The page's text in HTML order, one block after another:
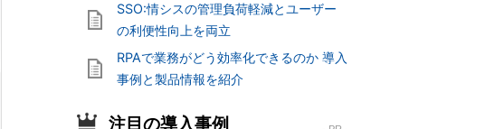
SSO:情シスの管理負荷軽減とユーザー
の利便性向上を両立
RPAで業務がどう効率化できるのか 導入
事例と製品情報を紹介